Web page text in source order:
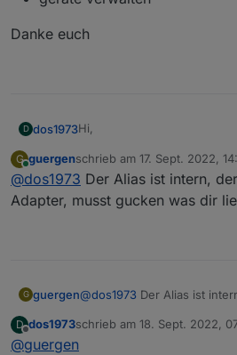
Danke euch
D dos1973Hi,
Ich gebs frei raus zu, habe
ganzen gelesen zu haben
Ich will mich auch in die
möchte sicherstellen das
G
Online
guergenschrieb am 17. Sept. 2022,
zuletzt editiert von guergen
@dos1973 Der Alias ist intern,
Adapter, musst gucken was dir
G guergen@dos1973 Der Alias ist
D dos1973schrieb am 18. Sept. 2022,
zuletzt editiert von
@guergen